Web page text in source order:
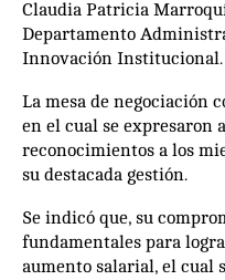
Claudia Patricia
Departamento
Innovación Institucional.
La mesa de negociación
en el cual se expresaron
reconocimientos a los
su destacada gestión.
Se indicó que, su
fundamentales para
aumento salarial, el cual